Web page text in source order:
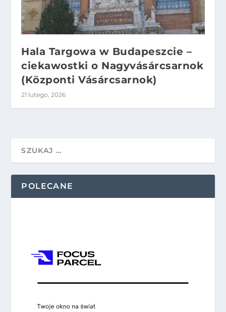
Hala Targowa w Budapeszcie –
ciekawostki o Nagyvásárcsarnok
(Központi Vásárcsarnok)
21 lutego, 2026
POLECANE